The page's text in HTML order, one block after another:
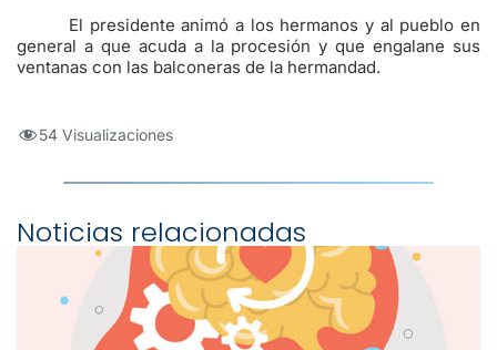
El presidente animó a los hermanos y al pueblo en
general a que acuda a la procesión y que engalane sus
ventanas con las balconeras de la hermandad.
54 Visualizaciones
Noticias relacionadas